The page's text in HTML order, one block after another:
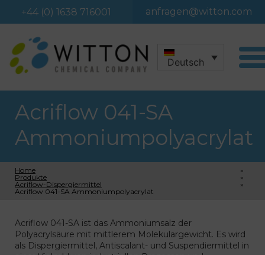
+44 (0) 1638 716001 anfragen@witton.com
Deutsch
Acriflow 041-SA
Ammoniumpolyacrylat
Home
»
Produkte
»
Acriflow-Dispergiermittel
»
Acriflow 041-SA Ammoniumpolyacrylat
Acriflow 041-SA ist das Ammoniumsalz der
Polyacrylsäure mit mittlerem Molekulargewicht. Es wird
als Dispergiermittel, Antiscalant- und Suspendiermittel in